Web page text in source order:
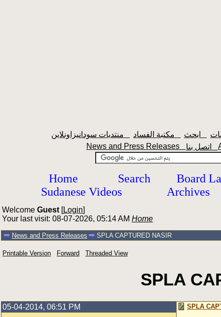
News and Press Releases
Home Search
Board
Sudanese Videos
Archives
Welcome Guest [Login]
Your last visit: 08-07-2026, 05:14 AM Home
News and Press Releases SPLA CAPTURED NASIR
Printable Version Forward Threaded View
SPLA
05-04-2014, 06:51 PM SPLA